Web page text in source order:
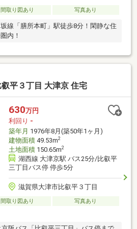
間取り図あり 写真あり
線「膳所本町」駅徒歩8分！閑静な住
内！
平３丁目 大津京 住宅
630万円
利回り -
築年月 1976年8月(築50年1ヶ月)
建物面積49.53m2
土地面積150.65m2
湖西線 大津京駅 バス25分/比叡平
三丁目バス停 停歩5分
滋賀県大津市比叡平３丁目
間取り図あり
写真あり